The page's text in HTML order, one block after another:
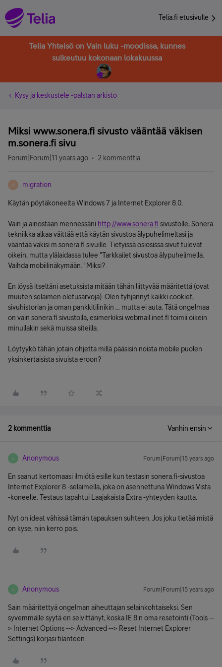
Telia.fi etusivulle
Telia Yhteisö on Vain luku -moodissa, kunnes
sulkeutuu kokonaan lokakuussa
Kysy ja keskustele -palstan arkisto
Miksi www.sonera.fi sivusto vääntää väkisen
m.sonera.fi sivu
Forum|Forum|11 years ago 2 kommenttia
M migration
Käytän pöytäkoneelta Windows 7 ja Internet Explorer 8.0.
Vain ja ainostaan mennessäni http://www.sonera.fi sivustolle, Sonera
tekniikka alkaa väittää että käytän sivustoa älypuhelimeltasi ja
vääntää väkisi m.sonera.fi sivuille. Tietyissä osiosissa sivut tulevat
oikein, mutta ylälaidassa tulee "Tarkkailet sivustoa älypuhelimella.
Vaihda mobiilinäkymään." Miksi?
En löysä itseltäni asetuksista mitään tähän liittyvää määritettä (ovat
muuten selaimen oletusarvoja). Olen tyhjännyt kaikki cookiet,
sivuhistorian ja oman pankkitilinikin ... mutta ei auta. Tätä ongelmaa
on vain sonera.fi sivustolla, esimerkiksi webmail.inet.fi toimii oikein
minullakin sekä muissa siteilla.
Löytyykö tähän jotain ohjetta millä pääsisin noista mobile puolen
yksinkertaisista sivuista eroon?
2 kommenttia Vanhin ensin
A Anonymous Forum|Forum|15 years ago
En saanut kertomaasi ilmiötä esille kun testasin sonera.fi-sivustoa
Internet Explorer 8 -selaimella, joka on asennettuna Windows Vista
-koneelle. Testaus tapahtui Laajakaista Extra -yhteyden kautta.
Nyt on ideat vähissä tämän tapauksen suhteen. Jos joku tietää mistä
on kyse, niin kerro pois.
A Anonymous Forum|Forum|15 years ago
Sain määritettyä ongelman aiheuttajan selainkohtaiseksi. Sen
syvemmälle syytä en selvittänyt, koska IE 8:n oma resetointi (Tools --
> Internet Options --> Advanced --> Reset Internet Explorer
Settings) korjasi tilanteen.